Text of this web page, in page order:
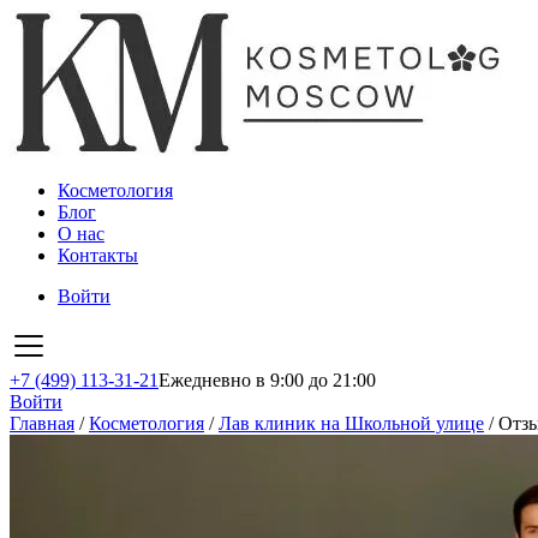
Косметология
Блог
О нас
Контакты
Войти
+7 (499) 113-31-21Ежедневно в 9:00 до 21:00
Войти
Главная /Косметология /Лав клиник на Школьной улице /